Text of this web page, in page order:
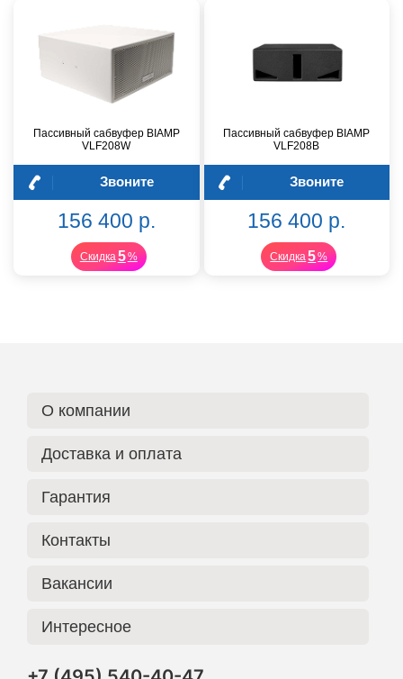
Пассивный сабвуфер BIAMP
VLF208W
Звоните
156 400 р.
Скидка 5%
Пассивный сабвуфер BIAMP
VLF208B
Звоните
156 400 р.
Скидка 5%
О компании
Доставка и оплата
Гарантия
Контакты
Вакансии
Интересное